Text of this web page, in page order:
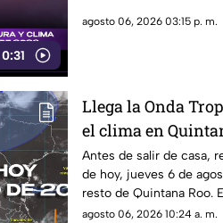
0:31
agosto 06, 2026 03:15 p. m.
Llega la Onda
el clima en
del tiempo HOY, 6
Cancún y el resto
Antes de salir de casa,
de hoy, jueves 6 de
resto de Quintana Roo.
agosto 06, 2026 10:24 a. m.